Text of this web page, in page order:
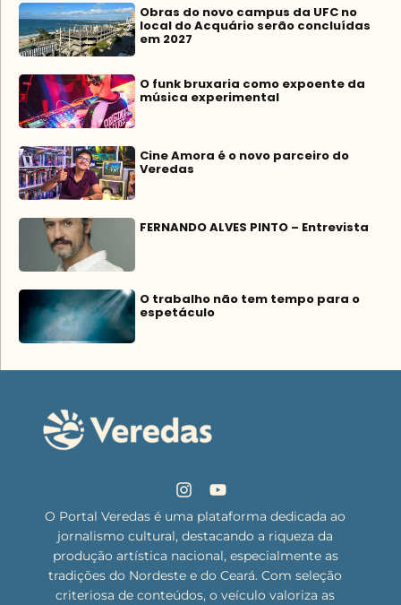
Obras do novo campus da UFC no
local do Acquário serão concluídas
em 2027
O funk bruxaria como expoente da
música experimental
Cine Amora é o novo parceiro do
Veredas
FERNANDO ALVES PINTO – Entrevista
O trabalho não tem tempo para o
espetáculo
O Portal Veredas é uma plataforma dedicada ao
jornalismo cultural, destacando a riqueza da
produção artística nacional, especialmente as
tradições do Nordeste e do Ceará. Com seleção
criteriosa de conteúdos, o veículo valoriza as